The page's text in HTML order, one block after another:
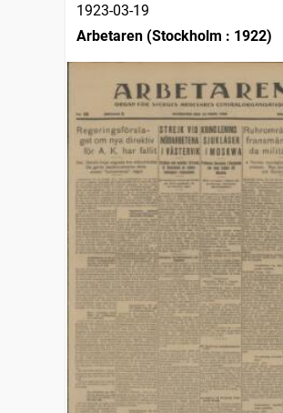
1923-03-19
Arbetaren (Stockholm : 1922)